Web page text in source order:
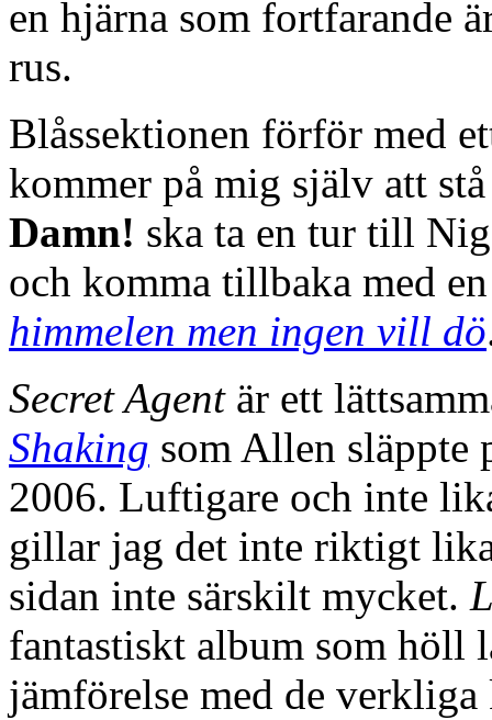
en hjärna som fortfarande
rus.
Blåssektionen förför med
kommer på mig själv att
Damn! ska ta en tur till
och komma tillbaka med
himmelen men ingen vill dö
Secret Agentär ett
Shaking som Allen släppte
2006. Luftigare och inte
gillar jag det inte riktigt
sidan inte särskilt mycket.
fantastiskt album som höll
jämförelse med de